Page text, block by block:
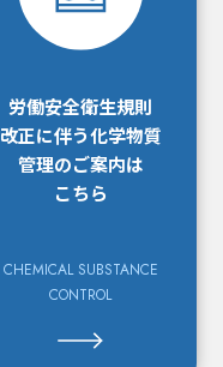
労働安全衛生規則
改正に伴う化学物質
管理のご案内は
こちら
CHEMICAL SUBSTANCE
CONTROL